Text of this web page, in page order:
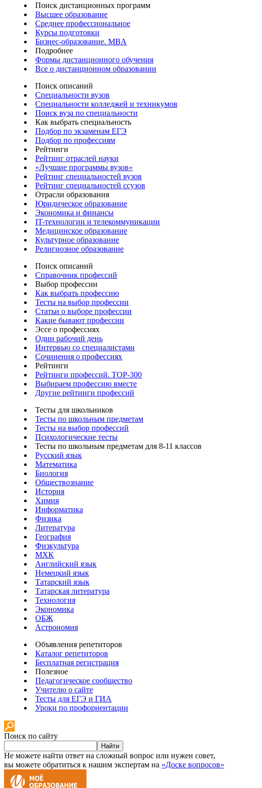
Поиск дистанционных программ
Высшее образование
Среднее профессиональное
Курсы подготовки
Бизнес-образование. MBA
Подробнее
Формы дистанционного обучения
Все о дистанционном образовании
Поиск описаний
Специальности вузов
Специальности колледжей и техникумов
Поиск вуза по специальности
Как выбрать специальность
Подбор по экзаменам ЕГЭ
Подбор по профессиям
Рейтинги
Рейтинг отраслей науки
«Лучшие программы вузов»
Рейтинг специальностей вузов
Рейтинг специальностей ссузов
Отрасли образования
Юридическое образование
Экономика и финансы
IT-технологии и телекоммуникации
Медицинское образование
Культурное образование
Религиозное образование
Поиск описаний
Справочник профессий
Выбор профессии
Как выбрать профессию
Тесты на выбор профессии
Статьи о выборе профессии
Какие бывают профессии
Эссе о профессиях
Один рабочий день
Интервью со специалистами
Сочинения о профессиях
Рейтинги
Рейтинги профессий. TOP-300
Выбираем профессию вместе
Другие рейтинги профессий
Тесты для школьников
Тесты по школьным предметам
Тесты на выбор профессий
Психологические тесты
Тесты по школьным предметам для 8-11 классов
Русский язык
Математика
Биология
Обществознание
История
Химия
Информатика
Физика
Литература
География
Физкультура
МХК
Английский язык
Немецкий язык
Татарский язык
Татарская литература
Технология
Экономика
ОБЖ
Астрономия
Объявления репетиторов
Каталог репетиторов
Бесплатная регистрация
Полезное
Педагогическое сообщество
Учителю о сайте
Тесты для ЕГЭ и ГИА
Уроки по профориентации
Поиск по сайту
Найти
Не можете найти ответ на сложный вопрос или нужен совет,
вы можете обратиться к нашим экспертам на «Доске вопросов»